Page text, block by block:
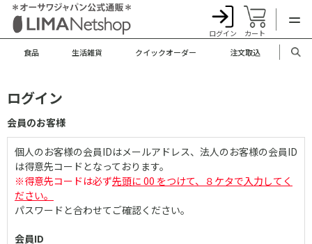
ログイン カート
食品 生活雑貨 クイックオーダー 注文取込
ログイン
会員のお客様
個人のお客様の会員IDはメールアドレス、法人のお客様の会員ID
は得意先コードとなっております。
※得意先コードは必ず先頭に 00 をつけて、８ケタで入力してく
ださい。
パスワードと合わせてご確認ください。
会員ID